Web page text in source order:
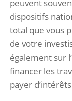
peuvent
dispositifs
total que vous
de votre
également sur
financer les
payer